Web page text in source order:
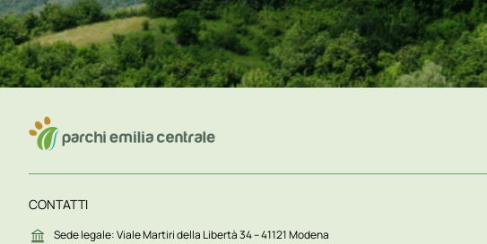
CONTATTI
Sede legale: Viale Martiri della Libertà 34 – 41121 Modena